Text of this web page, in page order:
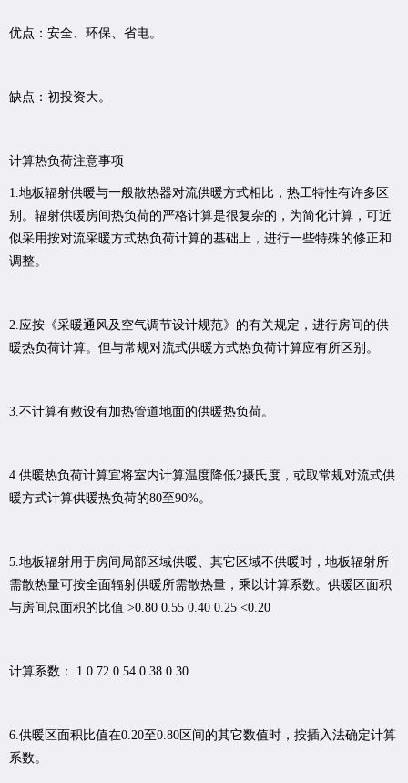
优点：安全、环保、省电。
缺点：初投资大。
计算热负荷注意事项
1.地板辐射供暖与一般散热器对流供暖方式相比，热工特性有许多区
别。辐射供暖房间热负荷的严格计算是很复杂的，为简化计算，可近
似采用按对流采暖方式热负荷计算的基础上，进行一些特殊的修正和
调整。
2.应按《采暖通风及空气调节设计规范》的有关规定，进行房间的供
暖热负荷计算。但与常规对流式供暖方式热负荷计算应有所区别。
3.不计算有敷设有加热管道地面的供暖热负荷。
4.供暖热负荷计算宜将室内计算温度降低2摄氏度，或取常规对流式供
暖方式计算供暖热负荷的80至90%。
5.地板辐射用于房间局部区域供暖、其它区域不供暖时，地板辐射所
需散热量可按全面辐射供暖所需散热量，乘以计算系数。供暖区面积
与房间总面积的比值 >0.80 0.55 0.40 0.25 <0.20
计算系数： 1 0.72 0.54 0.38 0.30
6.供暖区面积比值在0.20至0.80区间的其它数值时，按插入法确定计算
系数。